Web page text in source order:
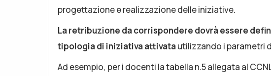
progettazione e realizzazione delle iniziative.
La retribuzione da corrispondere dovrà essere
tipologia di iniziativa attivatautilizzando i parametri
Ad esempio, per i docenti la tabella n.5 allegata al